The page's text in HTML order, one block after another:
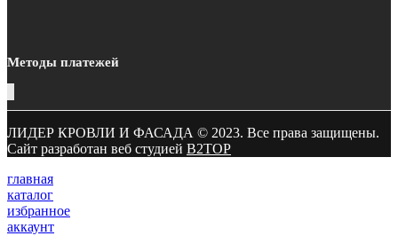
Методы платежей
ЛИДЕР КРОВЛИ И ФАСАДА © 2023. Все права защищены.
Сайт разработан веб студией B2TOP
главная
каталог
избранное
аккаунт